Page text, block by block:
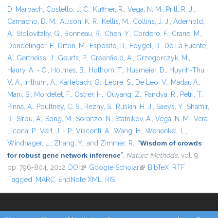
D. Marbach, Costello, J. C., Küffner, R., Vega, N. M., Prill, R. J.,
Camacho, D. M., Allison, K. R., Kellis, M., Collins, J. J., Aderhold,
A., Stolovitzky, G., Bonneau, R., Chen, Y., Cordero, F., Crane, M.,
Dondelinger, F., Drton, M., Esposito, R., Foygel, R., De La Fuente,
A., Gertheiss, J., Geurts, P., Greenfield, A., Grzegorczyk, M.,
Haury, A. - C., Holmes, B., Hothorn, T., Husmeier, D., Huynh-Thu,
V. A., Irrthum, A., Karlebach, G., Lebre, S., De Leo, V., Madar, A.,
Mani, S., Mordelet, F., Ostrer, H., Ouyang, Z., Pandya, R., Petri, T.,
Pinna, A., Poultney, C. S., Rezny, S., Ruskin, H. J., Saeys, Y., Shamir,
R., Sirbu, A., Song, M., Soranzo, N., Statnikov, A., Vega, N. M., Vera-
Licona, P., Vert, J. - P., Visconti, A., Wang, H., Wehenkel, L.,
Windhager, L., Zhang, Y., and Zimmer, R., “Wisdom of crowds
for robust gene network inference”, Nature Methods, vol. 9,
pp. 796-804, 2012. DOI (link is external)
Google Scholar(link is external)
BibTeX RTF
Tagged MARC EndNote XML RIS